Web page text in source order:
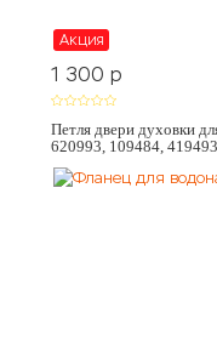
Акция
1 300 p
Петля двери духовки
620993, 109484,